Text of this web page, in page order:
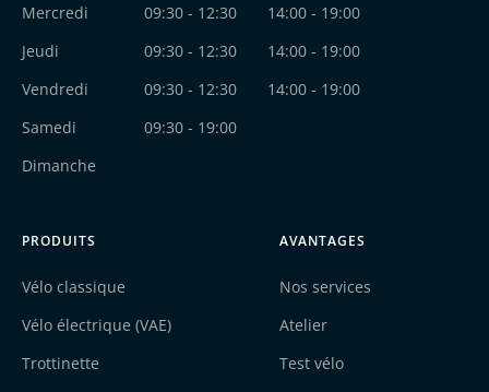
Mercredi
09:30 - 12:30
14:00 - 19:00
Jeudi
09:30 - 12:30
14:00 - 19:00
Vendredi
09:30 - 12:30
14:00 - 19:00
Samedi
09:30 - 19:00
Dimanche
PRODUITS
Vélo classique
Vélo électrique (VAE)
Trottinette
AVANTAGES
Nos services
Atelier
Test vélo